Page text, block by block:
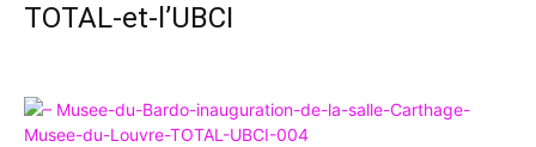
TOTAL-et-l’UBCI